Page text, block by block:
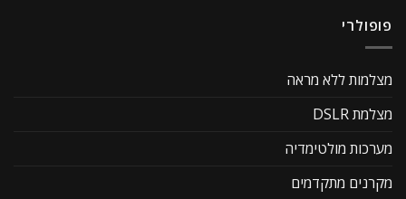
פופולרי
מצלמות ללא מראה
מצלמת DSLR
מערכות מולטימדיה
מקרנים מתקדמים